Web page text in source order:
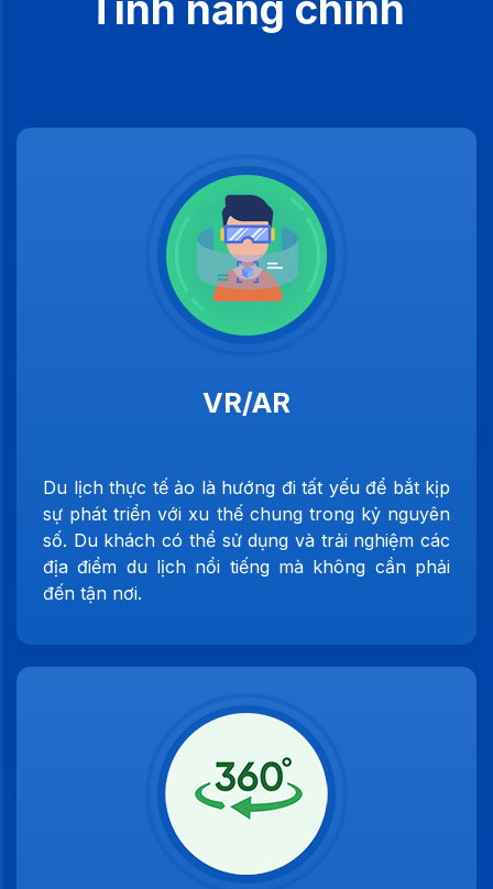
VR/AR
Du lịch thực tế ảo là hướng đi tất yếu để bắt kịp
sự phát triển với xu thế chung trong kỷ nguyên
số. Du khách có thể sử dụng và trải nghiệm các
địa điểm du lịch nổi tiếng mà không cần phải
đến tận nơi.